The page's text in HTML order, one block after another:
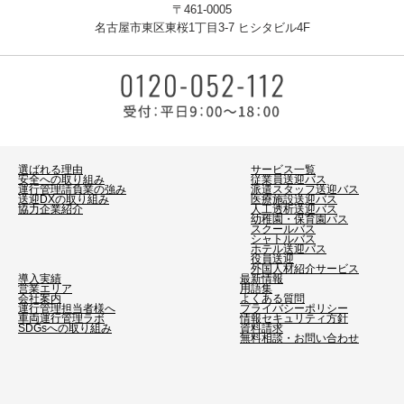
選ばれる理由
安全への取り組み
運行管理請負業の強み
送迎DXの取り組み
協力企業紹介
サービス一覧
従業員送迎バス
派遣スタッフ送迎バス
医療施設送迎バス
人工透析送迎バス
幼稚園・保育園バス
スクールバス
シャトルバス
ホテル送迎バス
役員送迎
外国人材紹介サービス
導入実績
営業エリア
会社案内
運行管理担当者様へ
車両運行管理ラボ
SDGsへの取り組み
最新情報
用語集
よくある質問
プライバシーポリシー
情報セキュリティ方針
資料請求
無料相談・お問い合わせ
〒461-0005
名古屋市東区東桜1丁目3-7 ヒシタビル4F